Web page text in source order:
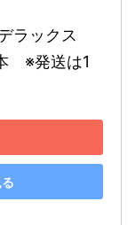
ラックス
　※発送は1